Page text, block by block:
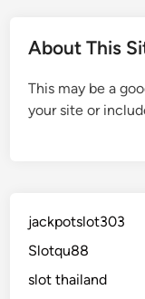
About This
This may be a
your site or
jackpotslot303
Slotqu88
slot thailand